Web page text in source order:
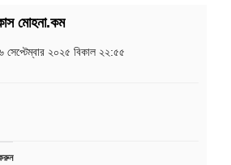
মোহনা.কম
২০২৫ বিকাল ২২:৫৫